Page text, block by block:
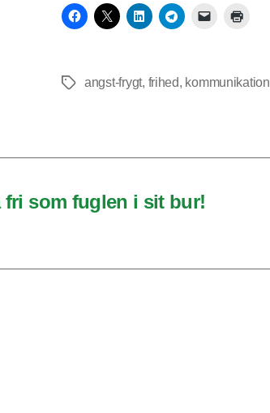
Tagsangst-frygt, frihed, kommunikation
fri som fuglen i sit bur!